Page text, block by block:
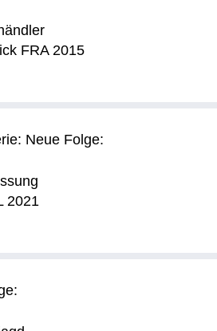
FRA 2015
Neue Folge:
2021